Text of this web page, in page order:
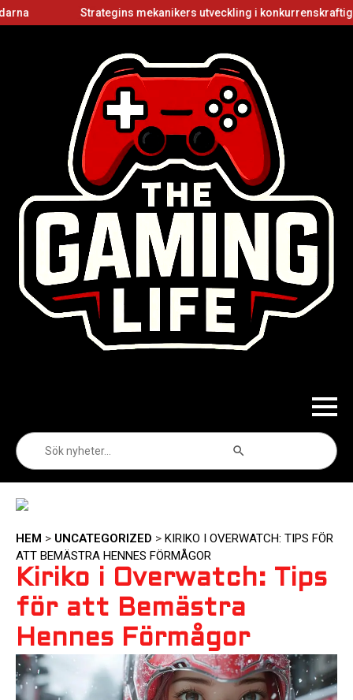
Strategins mekanikers utveckling i konkurrenskraftiga
efter:
HEM > UNCATEGORIZED > KIRIKO I OVERWATCH: TIPS FÖR
ATT BEMÄSTRA HENNES FÖRMÅGOR
Kiriko i Overwatch: Tips
för att Bemästra
Hennes Förmågor